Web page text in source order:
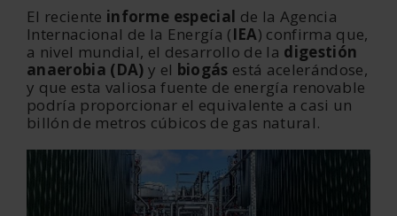
El reciente informe especial de la Agencia
Internacional de la Energía (IEA) confirma que,
a nivel mundial, el desarrollo de la digestión
anaerobia (DA) y el biogás está acelerándose,
y que esta valiosa fuente de energía renovable
podría proporcionar el equivalente a casi un
billón de metros cúbicos de gas natural.